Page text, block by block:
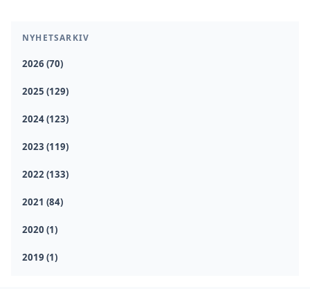
NYHETSARKIV
2026 (70)
2025 (129)
2024 (123)
2023 (119)
2022 (133)
2021 (84)
2020 (1)
2019 (1)